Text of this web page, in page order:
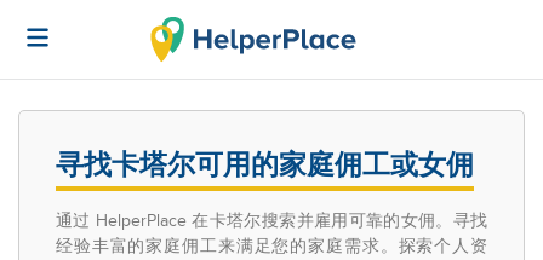
寻找卡塔尔可用的家庭佣工或女佣
通过 HelperPlace 在卡塔尔搜索并雇用可靠的女佣。寻找
经验丰富的家庭佣工来满足您的家庭需求。探索个人资